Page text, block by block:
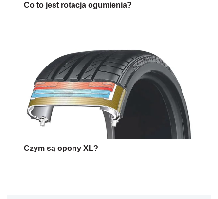
Co to jest rotacja ogumienia?
Czym są opony XL?